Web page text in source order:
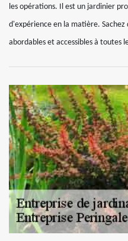
les opérations. Il est un jardinier
d'expérience en la matière.
abordables et accessibles à toutes